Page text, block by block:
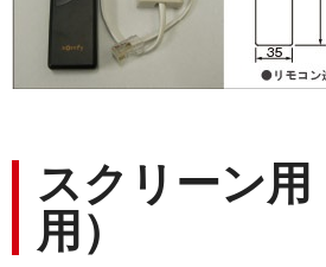
スクリーン
用）